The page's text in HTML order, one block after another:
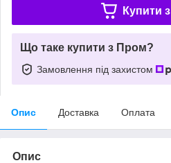
Купити з
Що таке купити з Пром?
Замовлення під захистом
Опис Доставка Оплата
Опис